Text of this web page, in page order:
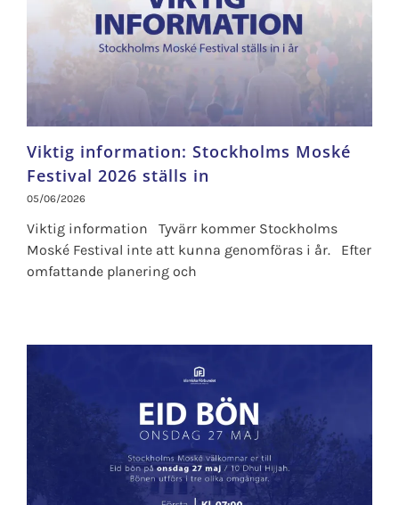
Viktig information: Stockholms Moské
Festival 2026 ställs in
05/06/2026
Viktig information Tyvärr kommer Stockholms
Moské Festival inte att kunna genomföras i år. Efter
omfattande planering och